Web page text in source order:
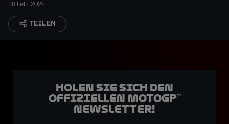
18 Feb. 2024
TEILEN
Holen Sie sich den
offiziellen MotoGP™
Newsletter!